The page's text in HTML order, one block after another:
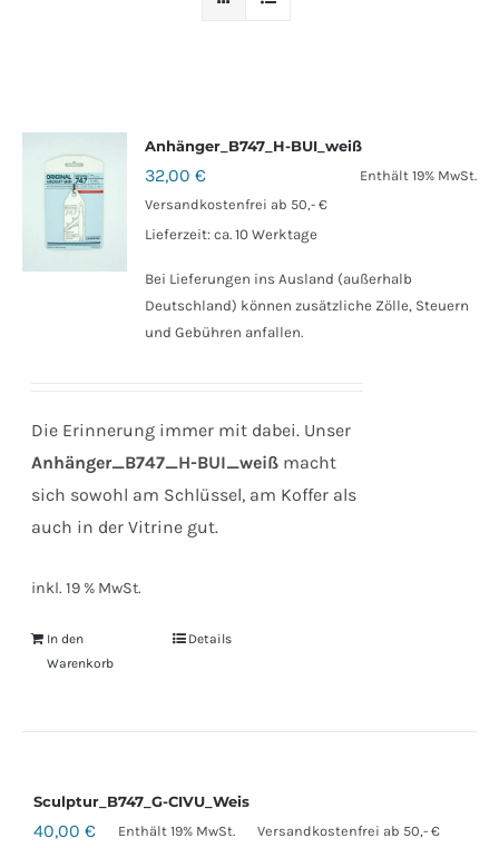
Anhänger_B747_H-BUI_weiß
32,00€
Enthält 19% MwSt.
Versandkostenfrei ab 50,- €
Lieferzeit: ca. 10 Werktage
Bei Lieferungen ins Ausland (außerhalb
Deutschland) können zusätzliche Zölle, Steuern
und Gebühren anfallen.
Die Erinnerung immer mit dabei. Unser
Anhänger_B747_H-BUI_weiß macht
sich sowohl am Schlüssel, am Koffer als
auch in der Vitrine gut.
inkl. 19 % MwSt.
In den
Warenkorb
Details
Sculptur_B747_G-CIVU_Weis
40,00 € Enthält 19% MwSt.
Versandkostenfrei ab 50,- €